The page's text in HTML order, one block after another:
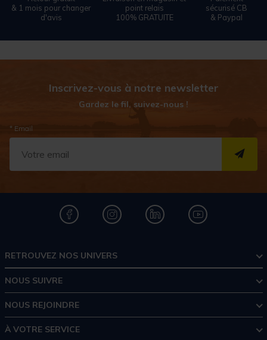
& 1 mois pour changer
d'avis
point relais
100% GRATUITE
sécurisé CB
& Paypal
Inscrivez-vous à notre newsletter
Gardez le fil, suivez-nous !
* Email
RETROUVEZ NOS UNIVERS
NOUS SUIVRE
NOUS REJOINDRE
À VOTRE SERVICE